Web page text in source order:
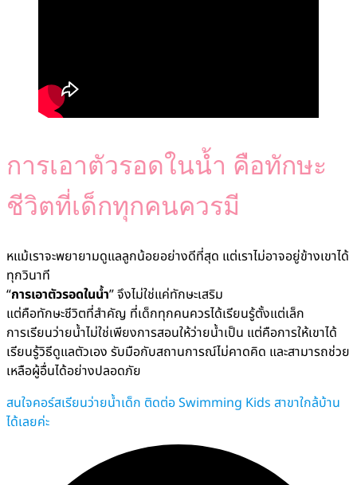
การเอาตัวรอดในน้ำ คือทักษะ
ชีวิตที่เด็กทุกคนควรมี
หแม้เราจะพยายามดูแลลูกน้อยอย่างดีที่สุด แต่เราไม่อาจอยู่ข้างเขาได้
ทุกวินาที
“การเอาตัวรอดในน้ำ” จึงไม่ใช่แค่ทักษะเสริม
แต่คือทักษะชีวิตที่สำคัญ ที่เด็กทุกคนควรได้เรียนรู้ตั้งแต่เล็ก
การเรียนว่ายน้ำไม่ใช่เพียงการสอนให้ว่ายน้ำเป็น แต่คือการให้เขาได้
เรียนรู้วิธีดูแลตัวเอง รับมือกับสถานการณ์ไม่คาดคิด และสามารถช่วย
เหลือผู้อื่นได้อย่างปลอดภัย
สนใจคอร์สเรียนว่ายน้ำเด็ก ติดต่อ Swimming Kids สาขาใกล้บ้าน
ได้เลยค่ะ